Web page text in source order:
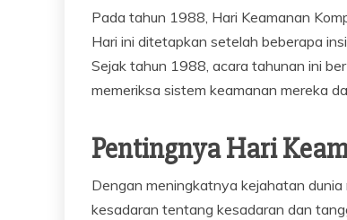
Pada tahun 1988, Hari Keamanan
Hari ini ditetapkan setelah beberapa
Sejak tahun 1988, acara tahunan ini
memeriksa sistem keamanan mereka
Pentingnya Hari
Dengan meningkatnya kejahatan
kesadaran tentang kesadaran dan